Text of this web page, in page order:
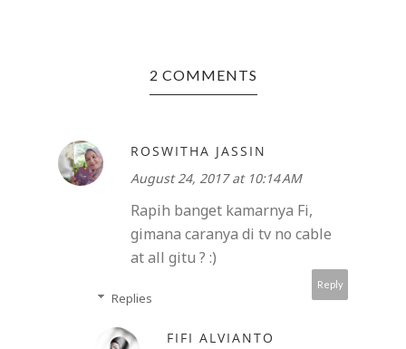
2 COMMENTS
ROSWITHA JASSIN
August 24, 2017 at 10:14 AM
Rapih banget kamarnya Fi,
gimana caranya di tv no cable
at all gitu ? :)
Reply
Replies
FIFI ALVIANTO